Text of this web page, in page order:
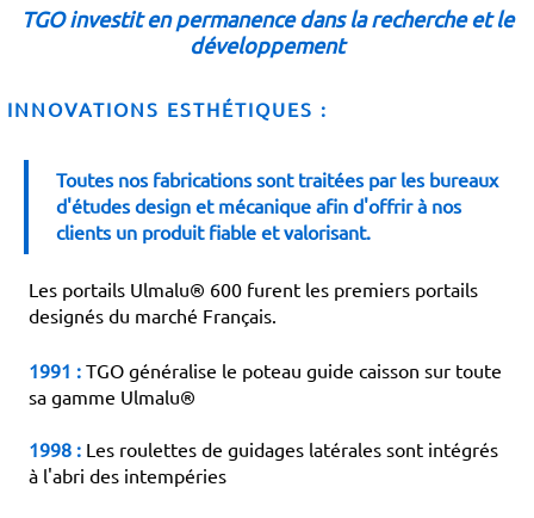
TGO investit en permanence dans la recherche et le
développement
INNOVATIONS ESTHÉTIQUES :
Toutes nos fabrications sont traitées par les bureaux
d'études design et mécanique afin d'offrir à nos
clients un produit fiable et valorisant.
Les portails Ulmalu® 600 furent les premiers portails
designés du marché Français.
1991 : TGO généralise le poteau guide caisson sur toute
sa gamme Ulmalu®
1998 : Les roulettes de guidages latérales sont intégrés
à l'abri des intempéries